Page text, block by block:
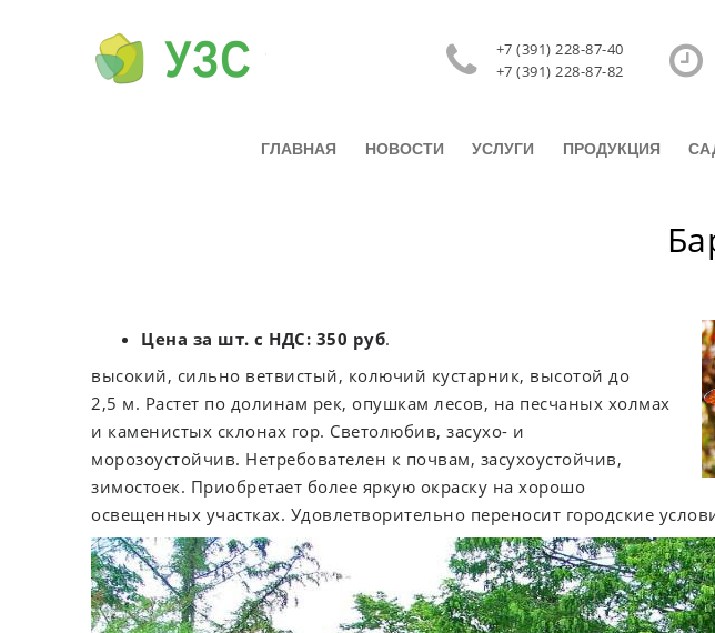
+7 (391) 228-87-40
+7 (391) 228-87-82
ГЛАВНАЯ НОВОСТИ УСЛУГИ ПРОДУКЦИЯ
Цена за шт. с НДС: 350 руб.
высокий, сильно ветвистый, колючий кустарник, высотой до
2,5 м. Растет по долинам рек, опушкам лесов, на песчаных холмах
и каменистых склонах гор. Светолюбив, засухо- и
морозоустойчив. Нетребователен к почвам, засухоустойчив,
зимостоек. Приобретает более яркую окраску на хорошо
освещенных участках. Удовлетворительно переносит городские